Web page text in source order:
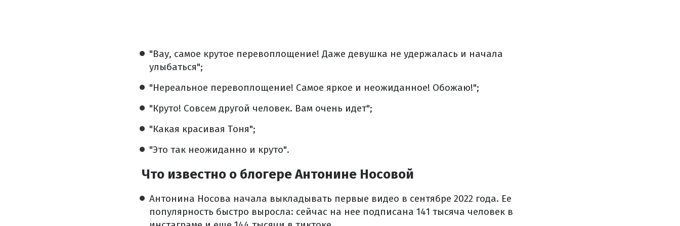
"Вау, самое крутое перевоплощение! Даже девушка не удержалась и начала
улыбаться";
"Нереальное перевоплощение! Самое яркое и неожиданное! Обожаю!";
"Круто! Совсем другой человек. Вам очень идет";
"Какая красивая Тоня";
"Это так неожиданно и круто".
Что известно о блогере Антонине Носовой
Антонина Носова начала выкладывать первые видео в сентябре 2022 года. Ее
популярность быстро выросла: сейчас на нее подписана 141 тысяча человек в